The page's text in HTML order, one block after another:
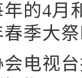
4月
季大
视台